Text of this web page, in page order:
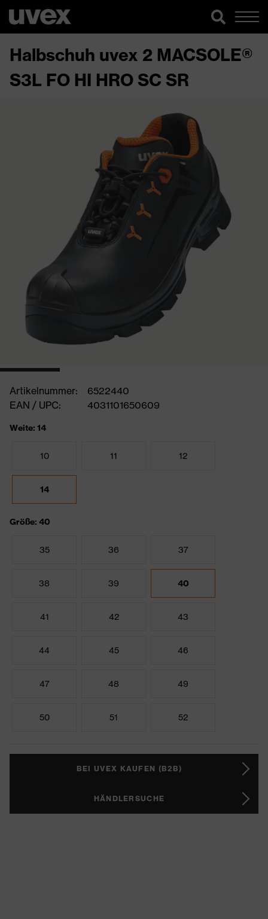
Halbschuh uvex 2 MACSOLE®
S3L FO HI HRO SC SR
Artikelnummer:
6522440
EAN / UPC:
4031101650609
Weite: 14
10 11 12
14
Größe: 40
35 36 37
38 39 40
41 42 43
44 45 46
47 48 49
50 51 52
BEI UVEX KAUFEN (B2B)
HÄNDLERSUCHE